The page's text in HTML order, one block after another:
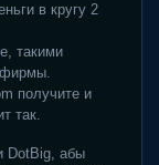
в кругу 2
такими
фирмы.
получите и
так.
DotBig, абы